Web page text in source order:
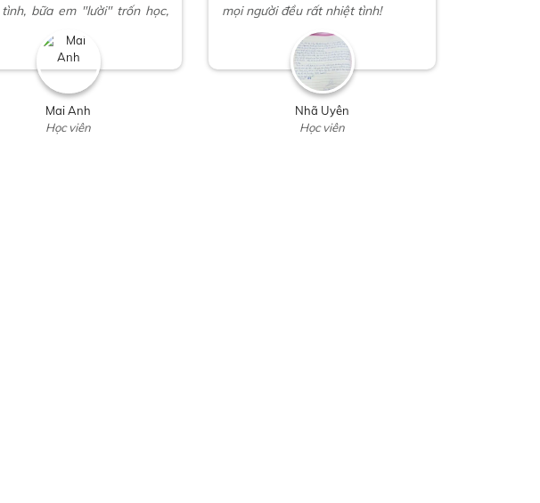
bữa em "lười" trốn học,
mất bài. Chưa thấy Trung
dễ thương như Phương
Mai Anh
Học viên
mọi người đều rất nhiệt tình!
Nhã Uyên
Học viên